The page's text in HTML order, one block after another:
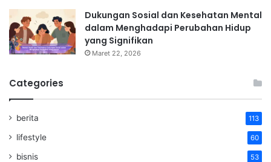
Dukungan Sosial dan Kesehatan Mental
dalam Menghadapi Perubahan Hidup
yang Signifikan
Maret 22, 2026
Categories
berita 113
lifestyle 60
bisnis 53